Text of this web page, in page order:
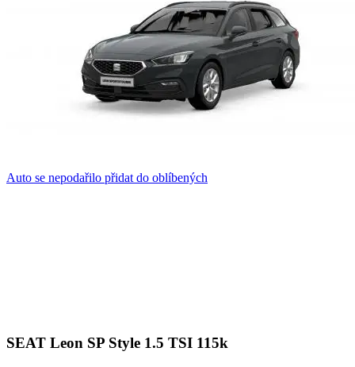
Auto se nepodařilo přidat do oblíbených
SEAT Leon SP Style 1.5 TSI 115k